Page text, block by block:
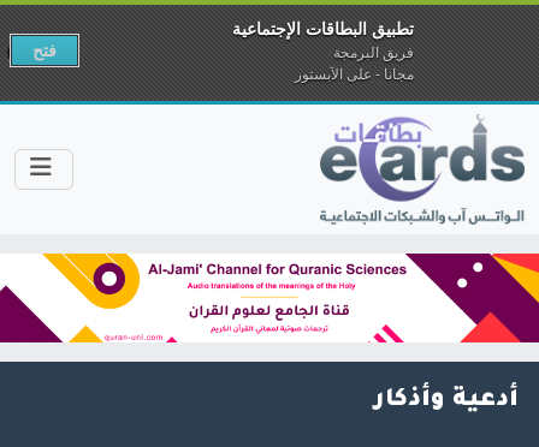
أدعية وأذكار
تطبيق البطاقات الإجتماعية
فريق البرمجة
مجانا - على الآبستور
فتح